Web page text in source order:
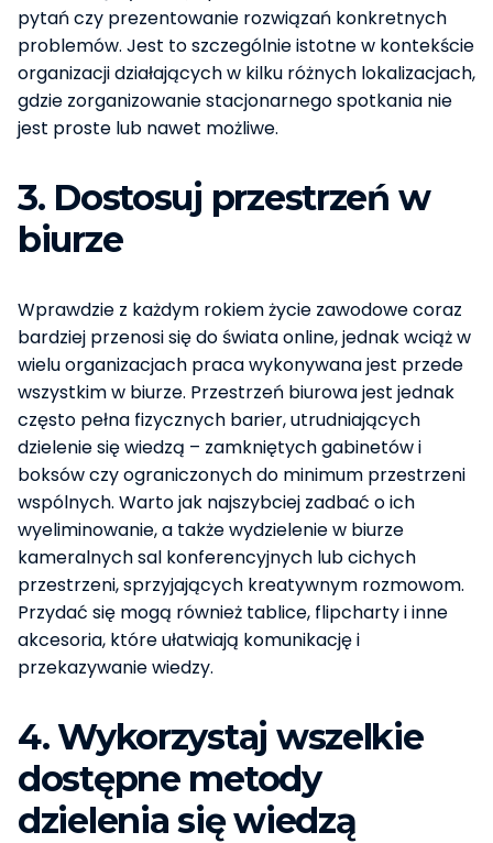
pytań czy prezentowanie rozwiązań konkretnych
problemów. Jest to szczególnie istotne w kontekście
organizacji działających w kilku różnych lokalizacjach,
gdzie zorganizowanie stacjonarnego spotkania nie
jest proste lub nawet możliwe.
3. Dostosuj przestrzeń w
biurze
Wprawdzie z każdym rokiem życie zawodowe coraz
bardziej przenosi się do świata online, jednak wciąż w
wielu organizacjach praca wykonywana jest przede
wszystkim w biurze. Przestrzeń biurowa jest jednak
często pełna fizycznych barier, utrudniających
dzielenie się wiedzą – zamkniętych gabinetów i
boksów czy ograniczonych do minimum przestrzeni
wspólnych. Warto jak najszybciej zadbać o ich
wyeliminowanie, a także wydzielenie w biurze
kameralnych sal konferencyjnych lub cichych
przestrzeni, sprzyjających kreatywnym rozmowom.
Przydać się mogą również tablice, flipcharty i inne
akcesoria, które ułatwiają komunikację i
przekazywanie wiedzy.
4. Wykorzystaj wszelkie
dostępne metody
dzielenia się wiedzą